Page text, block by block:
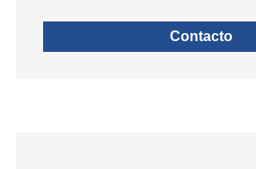
Contacto